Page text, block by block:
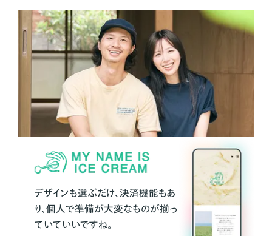
デザインも選ぶだけ、決済機能もあ
り、個人で準備が大変なものが揃っ
ていていいですね。